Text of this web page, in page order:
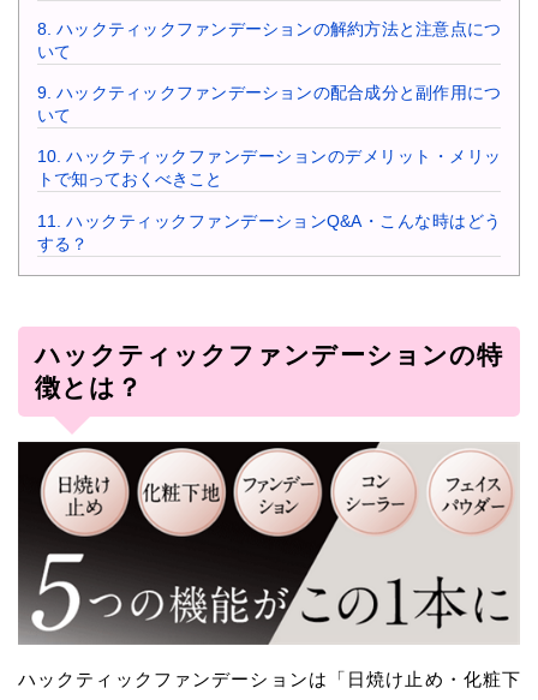
8. ハックティックファンデーションの解約方法と注意点につ
いて
9. ハックティックファンデーションの配合成分と副作用につ
いて
10. ハックティックファンデーションのデメリット・メリッ
トで知っておくべきこと
11.
ハックティックファンデーションQ&A・こんな時はどう
する？
ハックティックファンデーションの特
徴とは？
ハックティックファンデーションは「日焼け止め・化粧下